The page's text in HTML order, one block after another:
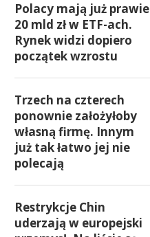
Polacy mają już prawie
20 mld zł w ETF-ach.
Rynek widzi dopiero
początek wzrostu
Trzech na czterech
ponownie założyłoby
własną firmę. Innym
już tak łatwo jej nie
polecają
Restrykcje Chin
uderzają w europejski